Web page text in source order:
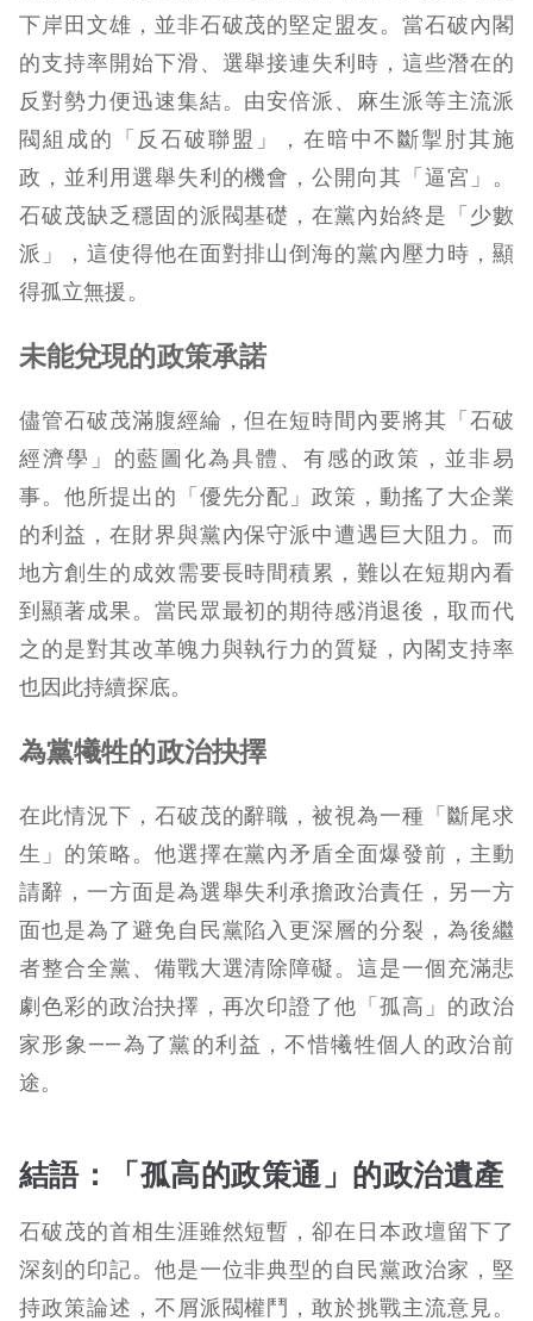
下岸田文雄，並非石破茂的堅定盟友。當石破內閣
的支持率開始下滑、選舉接連失利時，這些潛在的
反對勢力便迅速集結。由安倍派、麻生派等主流派
閥組成的「反石破聯盟」，在暗中不斷掣肘其施
政，並利用選舉失利的機會，公開向其「逼宮」。
石破茂缺乏穩固的派閥基礎，在黨內始終是「少數
派」，這使得他在面對排山倒海的黨內壓力時，顯
得孤立無援。
未能兌現的政策承諾
儘管石破茂滿腹經綸，但在短時間內要將其「石破
經濟學」的藍圖化為具體、有感的政策，並非易
事。他所提出的「優先分配」政策，動搖了大企業
的利益，在財界與黨內保守派中遭遇巨大阻力。而
地方創生的成效需要長時間積累，難以在短期內看
到顯著成果。當民眾最初的期待感消退後，取而代
之的是對其改革魄力與執行力的質疑，內閣支持率
也因此持續探底。
為黨犧牲的政治抉擇
在此情況下，石破茂的辭職，被視為一種「斷尾求
生」的策略。他選擇在黨內矛盾全面爆發前，主動
請辭，一方面是為選舉失利承擔政治責任，另一方
面也是為了避免自民黨陷入更深層的分裂，為後繼
者整合全黨、備戰大選清除障礙。這是一個充滿悲
劇色彩的政治抉擇，再次印證了他「孤高」的政治
家形象——為了黨的利益，不惜犧牲個人的政治前
途。
結語：「孤高的政策通」的政治遺產
石破茂的首相生涯雖然短暫，卻在日本政壇留下了
深刻的印記。他是一位非典型的自民黨政治家，堅
持政策論述，不屑派閥權鬥，敢於挑戰主流意見。